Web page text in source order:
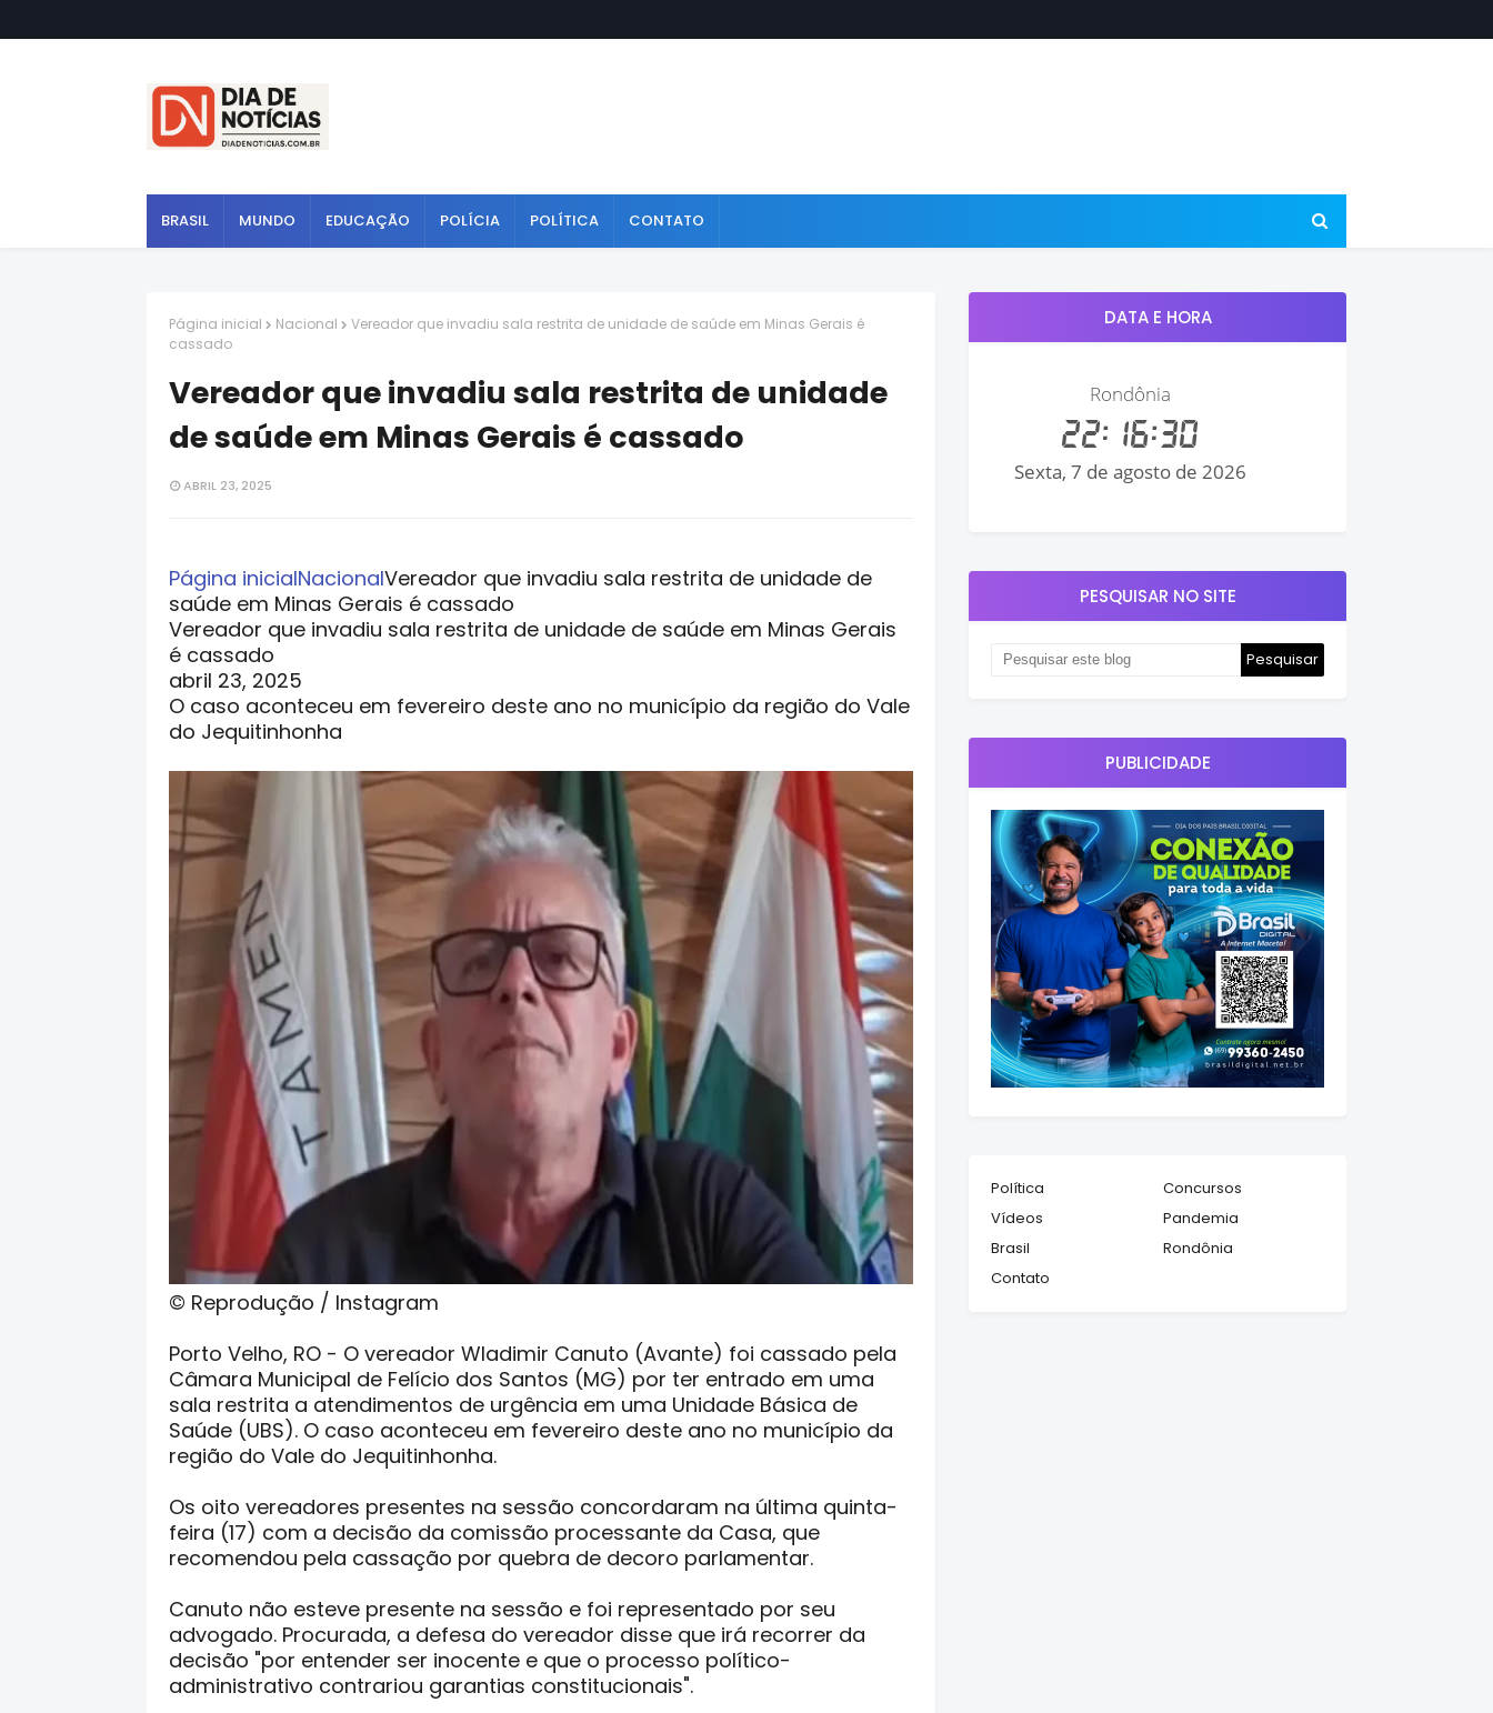
BRASIL MUNDO EDUCAÇÃO POLÍCIA POLÍTICA CONTATO
Página inicial Nacional
Vereador que invadiu sala restrita de unidade de saúde em Minas Gerais é
cassado
Vereador que invadiu sala restrita de unidade
de saúde em Minas Gerais é cassado
ABRIL 23, 2025
Página inicialNacionalVereador que invadiu sala restrita de unidade de
saúde em Minas Gerais é cassado
Vereador que invadiu sala restrita de unidade de saúde em Minas Gerais
é cassado
abril 23, 2025
O caso aconteceu em fevereiro deste ano no município da região do Vale
do Jequitinhonha
© Reprodução / Instagram
Porto Velho, RO - O vereador Wladimir Canuto (Avante) foi cassado pela
Câmara Municipal de Felício dos Santos (MG) por ter entrado em uma
sala restrita a atendimentos de urgência em uma Unidade Básica de
Saúde (UBS). O caso aconteceu em fevereiro deste ano no município da
região do Vale do Jequitinhonha.
Os oito vereadores presentes na sessão concordaram na última quinta-
feira (17) com a decisão da comissão processante da Casa, que
recomendou pela cassação por quebra de decoro parlamentar.
Canuto não esteve presente na sessão e foi representado por seu
advogado. Procurada, a defesa do vereador disse que irá recorrer da
decisão "por entender ser inocente e que o processo político-
administrativo contrariou garantias constitucionais".
DATA E HORA
PESQUISAR NO SITE
PUBLICIDADE
Política
Concursos
Vídeos
Pandemia
Brasil
Rondônia
Contato